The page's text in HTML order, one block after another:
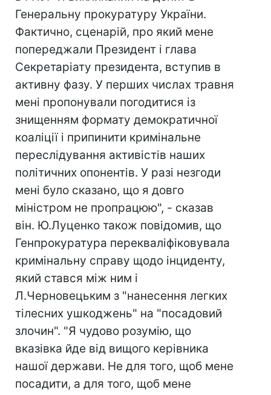
Генеральну прокуратуру України.
Фактично, сценарій, про який мене
попереджали Президент і глава
Секретаріату президента, вступив в
активну фазу. У перших числах травня
мені пропонували погодитися із
знищенням формату демократичної
коаліції і припинити кримінальне
переслідування активістів наших
політичних опонентів. У разі незгоди
мені було сказано, що я довго
міністром не пропрацюю", - сказав
він. Ю.Луценко також повідомив, що
Генпрокуратура перекваліфіковувала
кримінальну справу щодо інциденту,
який стався між ним і
Л.Черновецьким з "нанесення легких
тілесних ушкоджень" на "посадовий
злочин". "Я чудово розумію, що
вказівка йде від вищого керівника
нашої держави. Не для того, щоб мене
посадити, а для того, щоб мене